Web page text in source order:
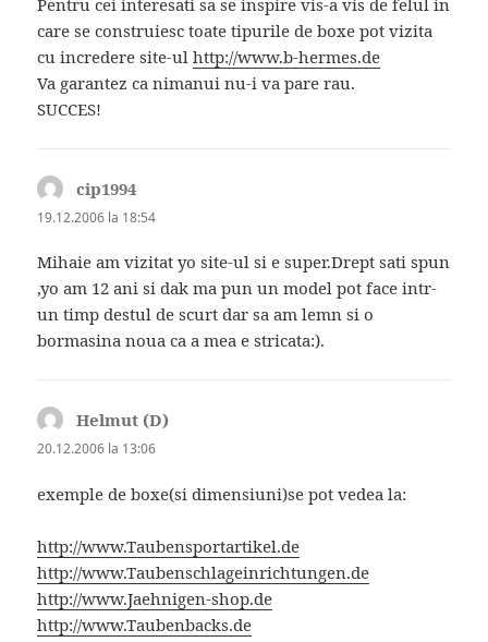
Pentru cei interesati sa se inspire vis-a vis de felul in
care se construiesc toate tipurile de boxe pot vizita
cu incredere site-ulhttp://www.b-hermes.de
Va garantez ca nimanui nu-i va pare rau.
SUCCES!
cip1994
19.12.2006 la 18:54
Mihaie am vizitat yo site-ul si e super.Drept sati spun
,yo am 12 ani si dak ma pun un model pot face intr-
un timp destul de scurt dar sa am lemn si o
bormasina noua ca a mea e stricata:).
Helmut (D)
20.12.2006 la 13:06
exemple de boxe(si dimensiuni)se pot vedea la:
http://www.Taubensportartikel.de
http://www.Taubenschlageinrichtungen.de
http://www.Jaehnigen-shop.de
http://www.Taubenbacks.de